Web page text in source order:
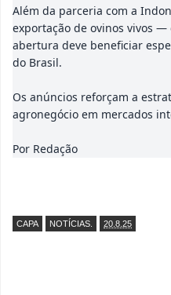
Além da parceria com a
exportação de ovinos vivos
abertura deve beneficiar
do Brasil.
Os anúncios reforçam a
agronegócio em mercados
Por Redação
CAPA NOTÍCIAS. 20.8.25